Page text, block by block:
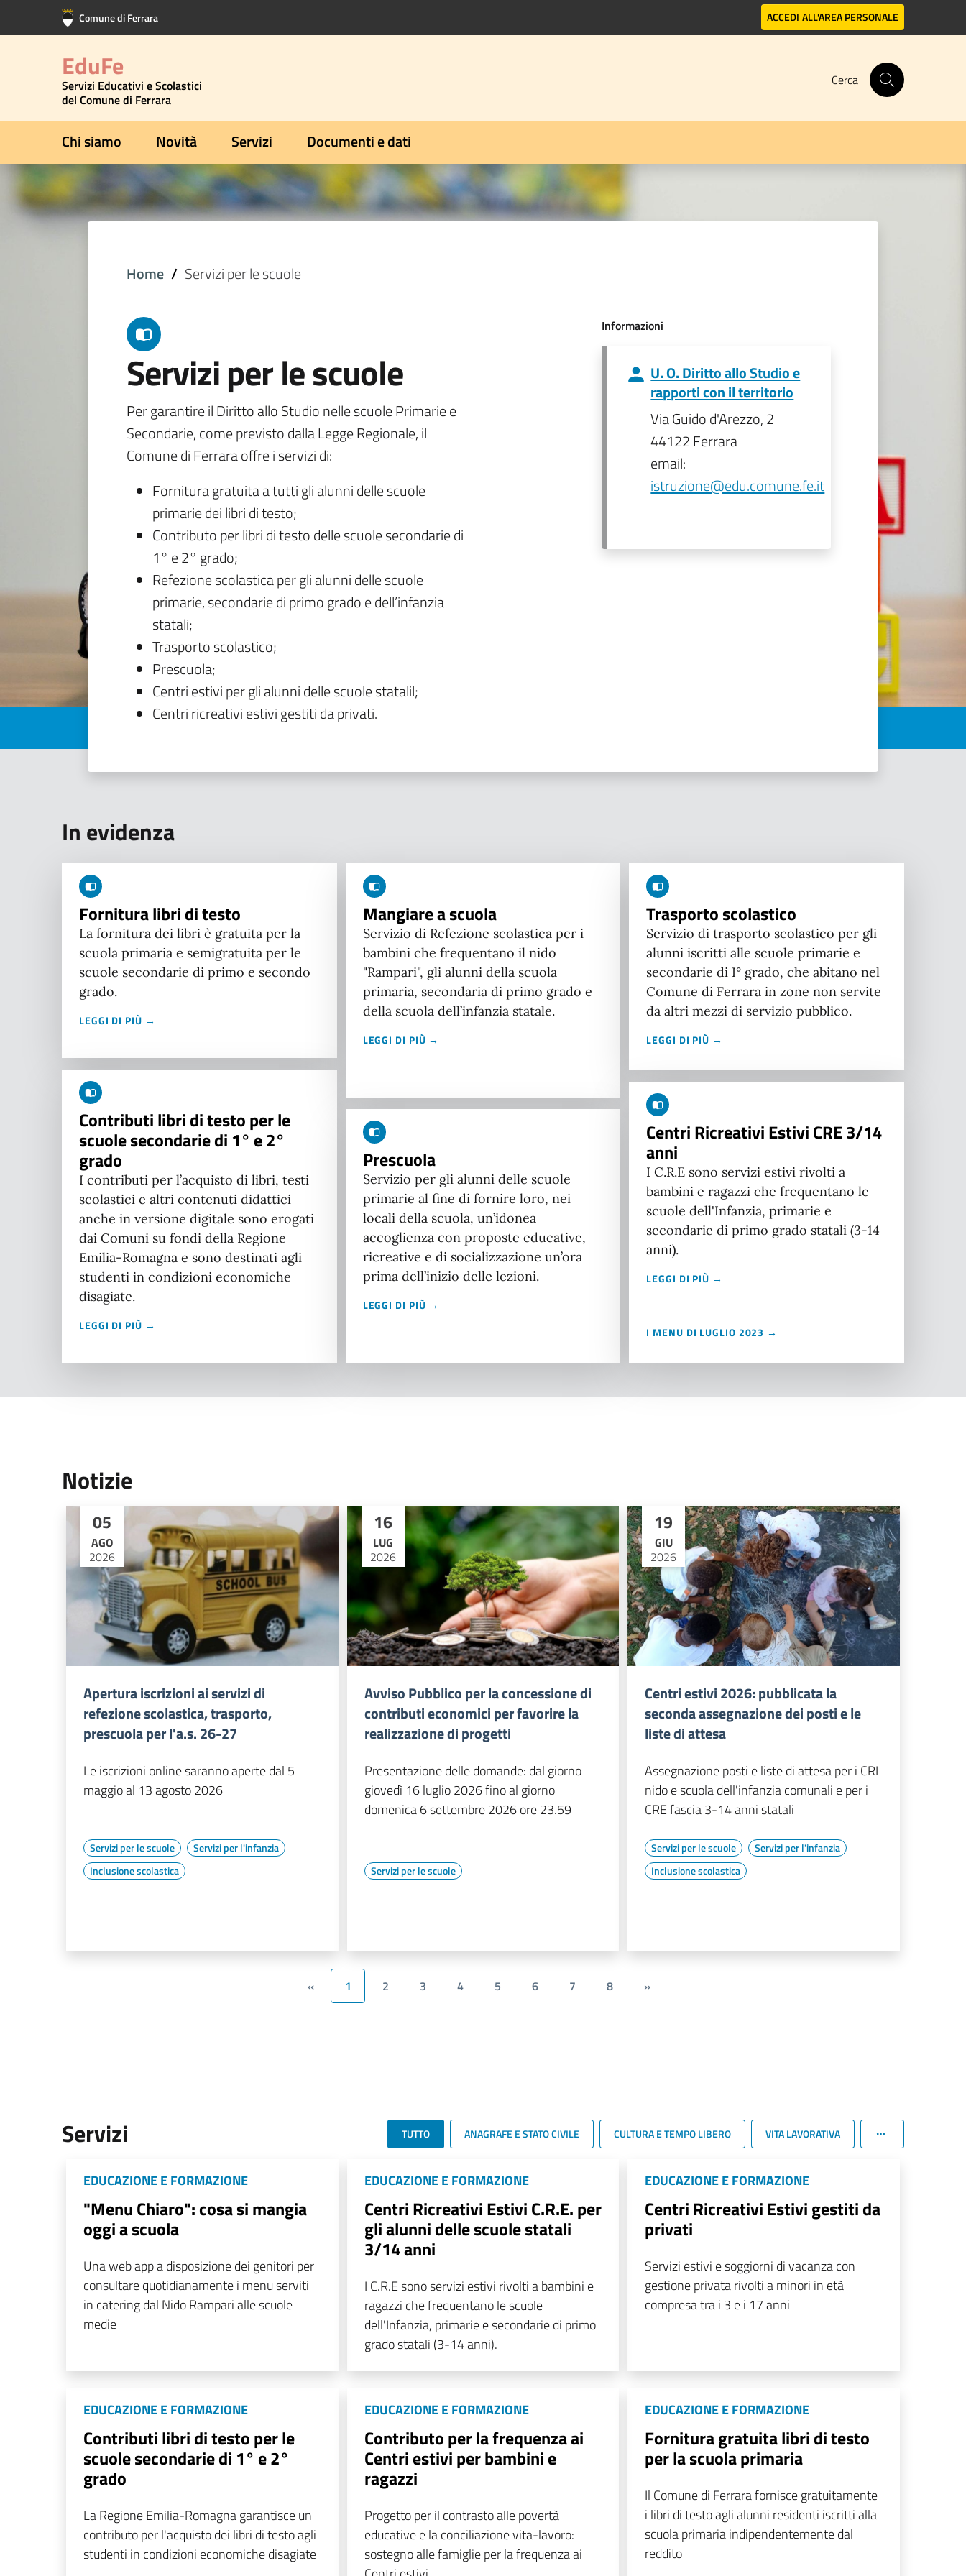
Vai al contenuto principale
Vai al footer Comune di Ferrara ACCEDI ALL'AREA PERSONALE
EduFe
Servizi Educativi e Scolastici
del Comune di Ferrara
Cerca
Chi siamo Novità Servizi Documenti e dati
Home Servizi per le scuole
Servizi per le scuole
Per garantire il Diritto allo Studio nelle scuole Primarie e
Secondarie, come previsto dalla Legge Regionale, il
Comune di Ferrara offre i servizi di:
Fornitura gratuita a tutti gli alunni delle scuole
primarie dei libri di testo;
Contributo per libri di testo delle scuole secondarie di
1° e 2° grado;
Refezione scolastica per gli alunni delle scuole
primarie, secondarie di primo grado e dell’infanzia
statali;
Trasporto scolastico;
Prescuola;
Centri estivi per gli alunni delle scuole statalil;
Centri ricreativi estivi gestiti da privati.
Informazioni
U. O. Diritto allo Studio e
rapporti con il territorio
Via Guido d'Arezzo, 2
44122 Ferrara
email:
istruzione@edu.comune.fe.it
In evidenza
Fornitura libri di testo
La fornitura dei libri è gratuita per la
scuola primaria e semigratuita per le
scuole secondarie di primo e secondo
grado.
LEGGI DI PIÙ →
Contributi libri di testo per le
scuole secondarie di 1° e 2°
grado
I contributi per l’acquisto di libri, testi
scolastici e altri contenuti didattici
anche in versione digitale sono erogati
dai Comuni su fondi della Regione
Emilia-Romagna e sono destinati agli
studenti in condizioni economiche
disagiate.
LEGGI DI PIÙ →
Mangiare a scuola
Servizio di Refezione scolastica per i
bambini che frequentano il nido
"Rampari", gli alunni della scuola
primaria, secondaria di primo grado e
della scuola dell’infanzia statale.
LEGGI DI PIÙ →
Prescuola
Servizio per gli alunni delle scuole
primarie al fine di fornire loro, nei
locali della scuola, un’idonea
accoglienza con proposte educative,
ricreative e di socializzazione un’ora
prima dell’inizio delle lezioni.
LEGGI DI PIÙ →
Trasporto scolastico
Servizio di trasporto scolastico per gli
alunni iscritti alle scuole primarie e
secondarie di I° grado, che abitano nel
Comune di Ferrara in zone non servite
da altri mezzi di servizio pubblico.
LEGGI DI PIÙ →
Centri Ricreativi Estivi CRE 3/14
anni
I C.R.E sono servizi estivi rivolti a
bambini e ragazzi che frequentano le
scuole dell'Infanzia, primarie e
secondarie di primo grado statali (3-14
anni).
LEGGI DI PIÙ →
I MENU DI LUGLIO 2023 →
Notizie
05
AGO
2026
Apertura iscrizioni ai servizi di
refezione scolastica, trasporto,
prescuola per l'a.s. 26-27
Le iscrizioni online saranno aperte dal 5
maggio al 13 agosto 2026
Servizi per le scuole
Servizi per l'infanzia
Inclusione scolastica
16
LUG
2026
Avviso Pubblico per la concessione di
contributi economici per favorire la
realizzazione di progetti
Presentazione delle domande: dal giorno
giovedì 16 luglio 2026 fino al giorno
domenica 6 settembre 2026 ore 23.59
Servizi per le scuole
19
GIU
2026
Centri estivi 2026: pubblicata la
seconda assegnazione dei posti e le
liste di attesa
Assegnazione posti e liste di attesa per i CRI
nido e scuola dell'infanzia comunali e per i
CRE fascia 3-14 anni statali
Servizi per le scuole
Servizi per l'infanzia
Inclusione scolastica
« 1 2 3 4 5 6 7 8 »
Servizi TUTTO ANAGRAFE E STATO CIVILE CULTURA E TEMPO LIBERO VITA LAVORATIVA
EDUCAZIONE E FORMAZIONE
"Menu Chiaro": cosa si mangia
oggi a scuola
Una web app a disposizione dei genitori per
consultare quotidianamente i menu serviti
in catering dal Nido Rampari alle scuole
medie
EDUCAZIONE E FORMAZIONE
Centri Ricreativi Estivi C.R.E. per
gli alunni delle scuole statali
3/14 anni
I C.R.E sono servizi estivi rivolti a bambini e
ragazzi che frequentano le scuole
dell'Infanzia, primarie e secondarie di primo
grado statali (3-14 anni).
EDUCAZIONE E FORMAZIONE
Centri Ricreativi Estivi gestiti da
privati
Servizi estivi e soggiorni di vacanza con
gestione privata rivolti a minori in età
compresa tra i 3 e i 17 anni
EDUCAZIONE E FORMAZIONE
Contributi libri di testo per le
scuole secondarie di 1° e 2°
grado
La Regione Emilia-Romagna garantisce un
contributo per l'acquisto dei libri di testo agli
studenti in condizioni economiche disagiate
EDUCAZIONE E FORMAZIONE
Contributo per la frequenza ai
Centri estivi per bambini e
ragazzi
Progetto per il contrasto alle povertà
educative e la conciliazione vita-lavoro:
sostegno alle famiglie per la frequenza ai
EDUCAZIONE E FORMAZIONE
Fornitura gratuita libri di testo
per la scuola primaria
Il Comune di Ferrara fornisce gratuitamente
i libri di testo agli alunni residenti iscritti alla
scuola primaria indipendentemente dal
reddito